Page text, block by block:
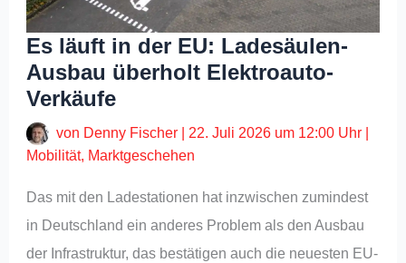
Es läuft in der EU: Ladesäulen-
Ausbau überholt Elektroauto-
Verkäufe
von Denny Fischer 22. Juli 2026 um 12:00 Uhr
Mobilität, Marktgeschehen
Das mit den Ladestationen hat inzwischen zumindest
in Deutschland ein anderes Problem als den Ausbau
der Infrastruktur, das bestätigen auch die neuesten EU-